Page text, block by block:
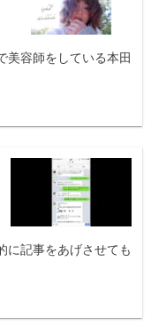
美容師をしている本田
に記事をあげさせても